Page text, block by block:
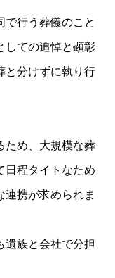
行う葬儀のこと
しての追悼と顕彰
と分けずに執り行
ため、大規模な葬
日程タイトなため
携が求められま
遺族と会社で分担